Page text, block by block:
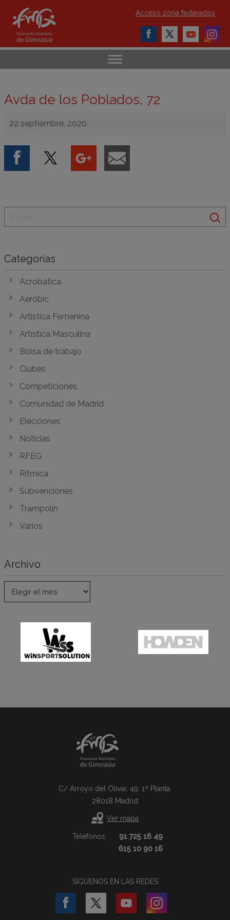
Acceso zona federados
Avda de los Poblados, 72
22 septiembre, 2020
Categorías
Acrobática
Aeróbic
Artística Femenina
Artística Masculina
Bolsa de trabajo
Clubes
Competiciones
Comunidad de Madrid
Elecciones
Noticias
RFEG
Rítmica
Subvenciones
Trampolín
Varios
Archivo
C/ Arroyo del Olivar, 49. 1ª Planta.
28018 Madrid
Ver mapa
Teléfonos:
91 725 16 49
615 10 90 16
SÍGUENOS EN LAS REDES